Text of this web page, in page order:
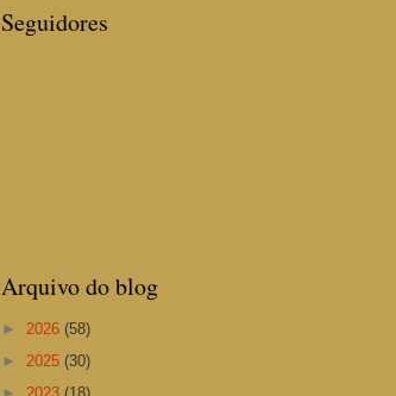
Seguidores
Arquivo do blog
► 2026 (58)
► 2025 (30)